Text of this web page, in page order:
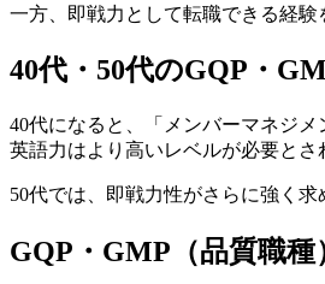
一方、即戦力として転職できる経
40代・50代のGQP・
40代になると、「メンバーマネジ
英語力はより高いレベルが必要と
50代では、即戦力性がさらに強く
GQP・GMP（品質職